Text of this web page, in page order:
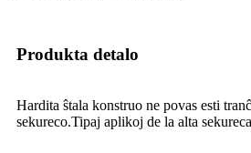
Produkta detalo
Hardita ŝtala konstruo ne povas esti
sekureco.Tipaj aplikoj de la alta